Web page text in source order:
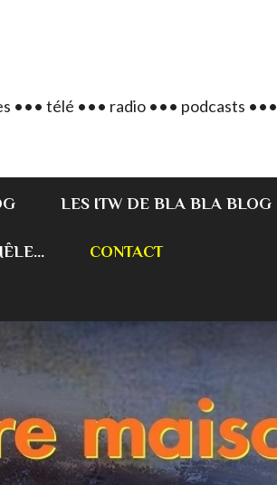
••• télé ••• radio ••• podcasts •••
LES ITW DE BLA BLA BLOG
CONTACT